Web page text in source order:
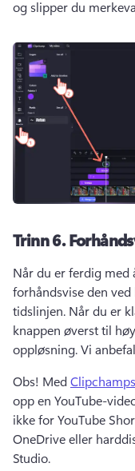
og slipper du
Trinn 6.
Når du er ferdig med
forhåndsvise den
tidslinjen. Når du er
knappen øverst til
oppløsning. Vi
Obs! Med
opp en YouTube-
ikke for YouTube
OneDrive eller
Studio.